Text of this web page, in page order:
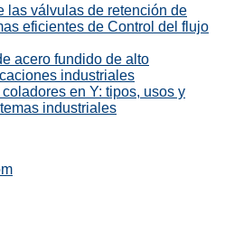
las válvulas de retención de
eficientes de Control del flujo
acero fundido de alto
industriales
en Y: tipos, usos y
industriales